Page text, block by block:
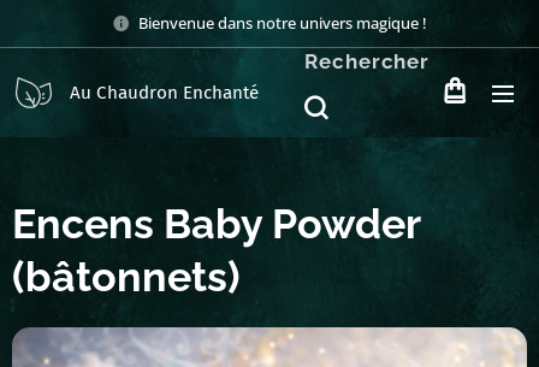
Bienvenue dans notre univers magique !
Au Chaudron Enchanté
Rechercher
Encens Baby Powder
(bâtonnets)